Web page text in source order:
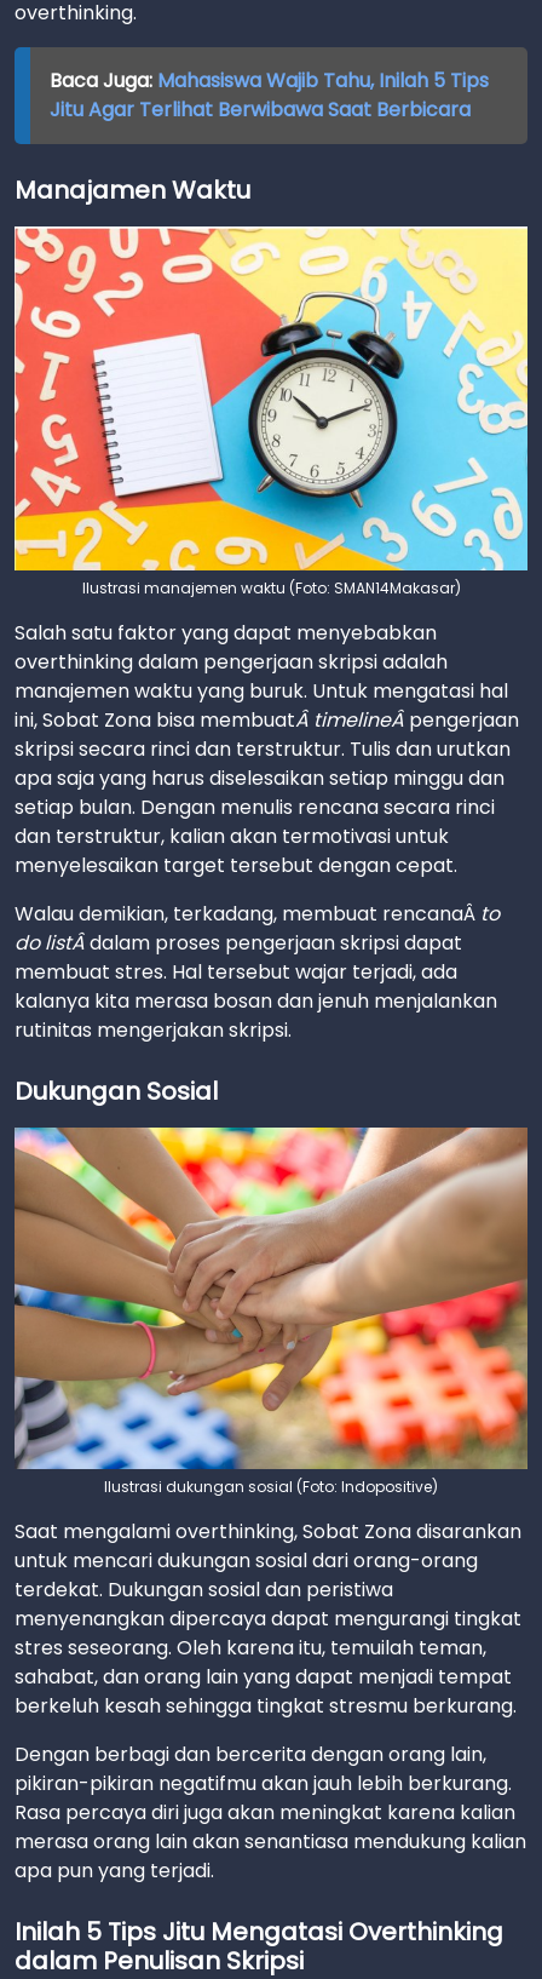
overthinking.
Baca Juga: Mahasiswa Wajib Tahu, Inilah 5 Tips
Jitu Agar Terlihat Berwibawa Saat Berbicara
Manajamen Waktu
Ilustrasi manajemen waktu (Foto: SMAN14Makasar)
Salah satu faktor yang dapat menyebabkan
overthinking dalam pengerjaan skripsi adalah
manajemen waktu yang buruk. Untuk mengatasi hal
ini, Sobat Zona bisa membuatÂ timelineÂ pengerjaan
skripsi secara rinci dan terstruktur. Tulis dan urutkan
apa saja yang harus diselesaikan setiap minggu dan
setiap bulan. Dengan menulis rencana secara rinci
dan terstruktur, kalian akan termotivasi untuk
menyelesaikan target tersebut dengan cepat.
Walau demikian, terkadang, membuat rencanaÂ to
do listÂdalam proses pengerjaan skripsi dapat
membuat stres. Hal tersebut wajar terjadi, ada
kalanya kita merasa bosan dan jenuh menjalankan
rutinitas mengerjakan skripsi.
Dukungan Sosial
Ilustrasi dukungan sosial (Foto: Indopositive)
Saat mengalami overthinking, Sobat Zona disarankan
untuk mencari dukungan sosial dari orang-orang
terdekat. Dukungan sosial dan peristiwa
menyenangkan dipercaya dapat mengurangi tingkat
stres seseorang. Oleh karena itu, temuilah teman,
sahabat, dan orang lain yang dapat menjadi tempat
berkeluh kesah sehingga tingkat stresmu berkurang.
Dengan berbagi dan bercerita dengan orang lain,
pikiran-pikiran negatifmu akan jauh lebih berkurang.
Rasa percaya diri juga akan meningkat karena kalian
merasa orang lain akan senantiasa mendukung kalian
apa pun yang terjadi.
Inilah 5 Tips Jitu Mengatasi Overthinking
dalam Penulisan Skripsi